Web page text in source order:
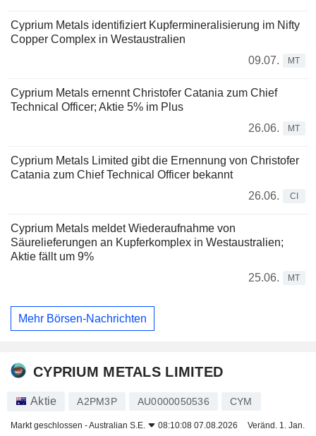
Cyprium Metals identifiziert Kupfermineralisierung im Nifty
Copper Complex in Westaustralien
09.07.
MT
Cyprium Metals ernennt Christofer Catania zum Chief
Technical Officer; Aktie 5% im Plus
26.06.
MT
Cyprium Metals Limited gibt die Ernennung von Christofer
Catania zum Chief Technical Officer bekannt
26.06.
CI
Cyprium Metals meldet Wiederaufnahme von
Säurelieferungen an Kupferkomplex in Westaustralien;
Aktie fällt um 9%
25.06.
MT
Mehr Börsen-Nachrichten
CYPRIUM METALS LIMITED
Aktie A2PM3P AU0000050536 CYM
Markt geschlossen -Australian S.E. 08:10:08 07.08.2026 Veränd. 1. Jan.